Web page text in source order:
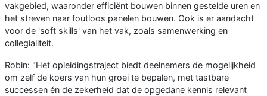
vakgebied, waaronder efficiënt bouwen binnen gestelde uren en
het streven naar foutloos panelen bouwen. Ook is er aandacht
voor de 'soft skills' van het vak, zoals samenwerking en
collegialiteit.
Robin: "Het opleidingstraject biedt deelnemers de mogelijkheid
om zelf de koers van hun groei te bepalen, met tastbare
successen én de zekerheid dat de opgedane kennis relevant